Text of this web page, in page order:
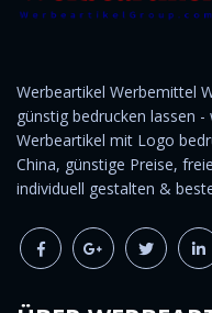
Werbeartikel Werbemittel
günstig bedrucken lassen
Werbeartikel mit Logo
China, günstige Preise,
individuell gestalten &